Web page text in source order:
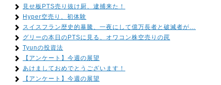
見せ板PTS売り抜け厨、逮捕来た！
Hyper空売り、初体験
スイスフラン歴史的暴騰、一夜にして億万長者と破滅者が…
グリーの本日のPTSに見る、オワコン株空売りの罠
Tyunの投資法
【アンケート】今週の展望
あけましておめでとうございます！
【アンケート】今週の展望